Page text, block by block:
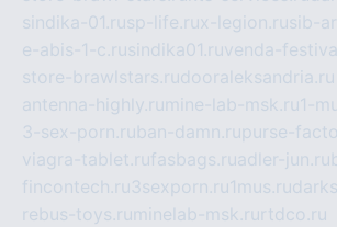
sindika-01.rusp-life.rux-legion.rusib-
e-abis-1-c.rusindika01.ruvenda-
store-brawlstars.rudooraleksandria.ru
antenna-highly.ru mine-lab-msk.ru1-
3-sex-porn.ruban-damn.rupurse-
viagra-tablet.rufasbags.ruadler-jun.ru
fincontech.ru3sexporn.ru1mus.ru
rebus-toys.ru minelab-msk.ru rtdco.ru